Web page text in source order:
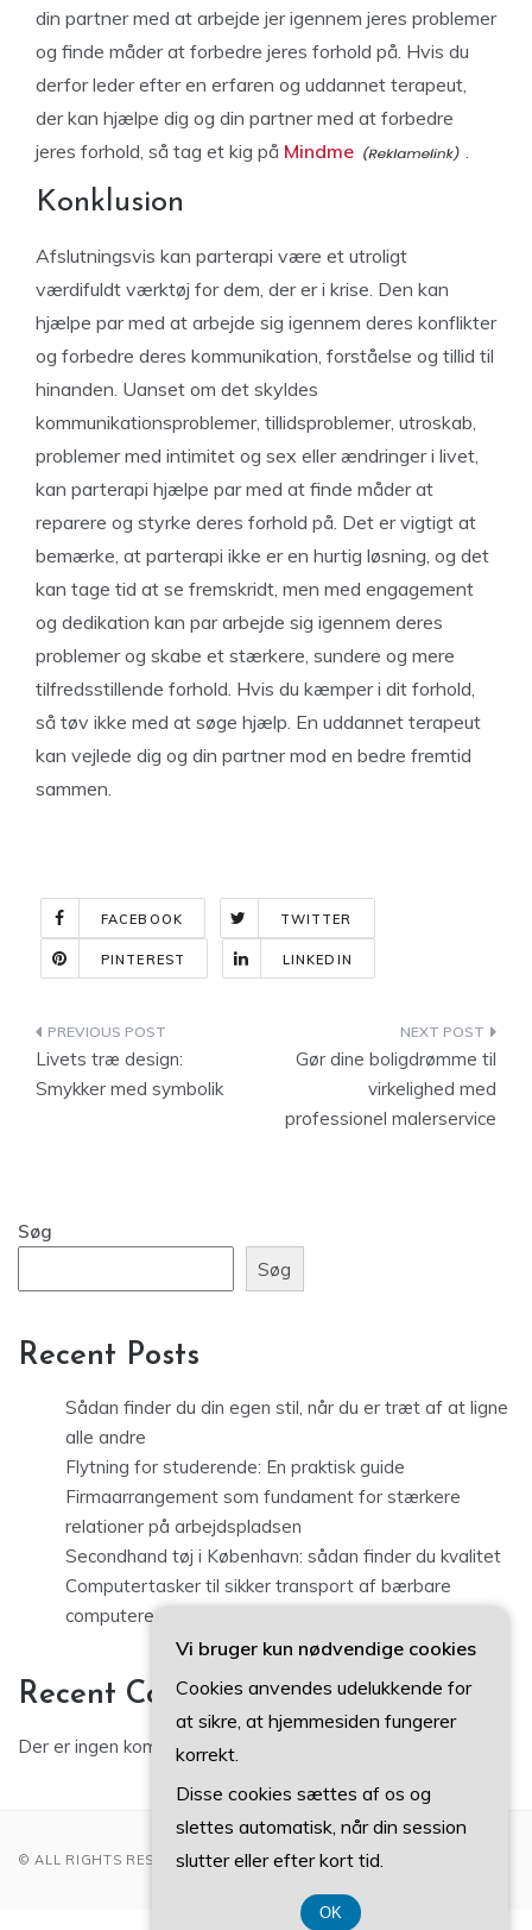
din partner med at arbejde jer igennem jeres problemer
og finde måder at forbedre jeres forhold på. Hvis du
derfor leder efter en erfaren og uddannet terapeut,
der kan hjælpe dig og din partner med at forbedre
jeres forhold, så tag et kig på Mindme .
Konklusion
Afslutningsvis kan parterapi være et utroligt
værdifuldt værktøj for dem, der er i krise. Den kan
hjælpe par med at arbejde sig igennem deres konflikter
og forbedre deres kommunikation, forståelse og tillid til
hinanden. Uanset om det skyldes
kommunikationsproblemer, tillidsproblemer, utroskab,
problemer med intimitet og sex eller ændringer i livet,
kan parterapi hjælpe par med at finde måder at
reparere og styrke deres forhold på. Det er vigtigt at
bemærke, at parterapi ikke er en hurtig løsning, og det
kan tage tid at se fremskridt, men med engagement
og dedikation kan par arbejde sig igennem deres
problemer og skabe et stærkere, sundere og mere
tilfredsstillende forhold. Hvis du kæmper i dit forhold,
så tøv ikke med at søge hjælp. En uddannet terapeut
kan vejlede dig og din partner mod en bedre fremtid
sammen.
FACEBOOK TWITTER
PINTEREST LINKEDIN
Indlægsnavigation
Livets træ design:
Smykker med symbolik
Gør dine boligdrømme til
virkelighed med
professionel malerservice
Søg
Søg
Recent Posts
Sådan finder du din egen stil, når du er træt af at ligne
alle andre
Flytning for studerende: En praktisk guide
Firmaarrangement som fundament for stærkere
relationer på arbejdspladsen
Secondhand tøj i København: sådan finder du kvalitet
Computertasker til sikker transport af bærbare
computere og udstyr
Recent Comments
Der er ingen kommentarer at vise.
© ALL RIGHTS RESERVED 2022
Vi bruger kun nødvendige cookies
Cookies anvendes udelukkende for
at sikre, at hjemmesiden fungerer
korrekt.
Disse cookies sættes af os og
slettes automatisk, når din session
slutter eller efter kort tid.
OK